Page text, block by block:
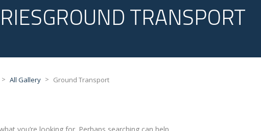
TRANSPORT
> All Gallery > Ground Transport